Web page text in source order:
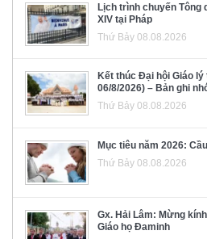
Lịch trình chuyến Tông
XIV tại Pháp
Thứ Bảy 08.08.2026
Kết thúc Đại hội Giáo
06/8/2026) – Bản ghi
Thứ Bảy 08.08.2026
Mục tiêu năm 2026:
Thứ Bảy 08.08.2026
Gx. Hải Lâm: Mừng
Giáo họ Đaminh